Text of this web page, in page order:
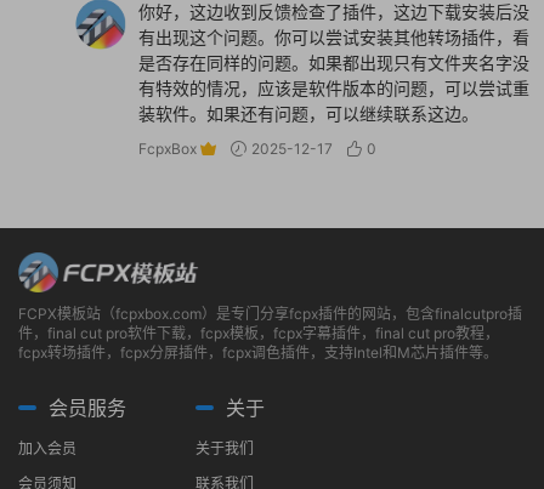
你好，这边收到反馈检查了插件，这边下载安装后没
有出现这个问题。你可以尝试安装其他转场插件，看
是否存在同样的问题。如果都出现只有文件夹名字没
有特效的情况，应该是软件版本的问题，可以尝试重
装软件。如果还有问题，可以继续联系这边。
FcpxBox 2025-12-17 0
FCPX模板站（fcpxbox.com）是专门分享fcpx插件的网站，包含finalcutpro插
件，final cut pro软件下载，fcpx模板，fcpx字幕插件，final cut pro教程，
fcpx转场插件，fcpx分屏插件，fcpx调色插件，支持Intel和M芯片插件等。
会员服务
加入会员
会员须知
关于
关于我们
联系我们